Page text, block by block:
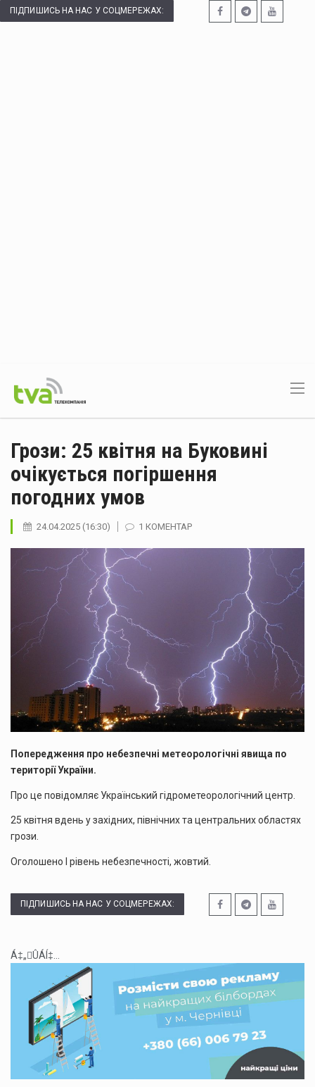
ПІДПИШИСЬ НА НАС У СОЦМЕРЕЖАХ:
Грози: 25 квітня на Буковині
очікується погіршення
погодних умов
24.04.2025 (16:30) 1 КОМЕНТАР
Попередження про небезпечні метеорологічні явища по
території України.
Про це повідомляє Український гідрометеорологічний центр.
25 квітня вдень у західних, північних та центральних областях
грози.
Оголошено І рівень небезпечності, жовтий.
ПІДПИШИСЬ НА НАС У СОЦМЕРЕЖАХ:
Á‡„ÛÁÍ‡...